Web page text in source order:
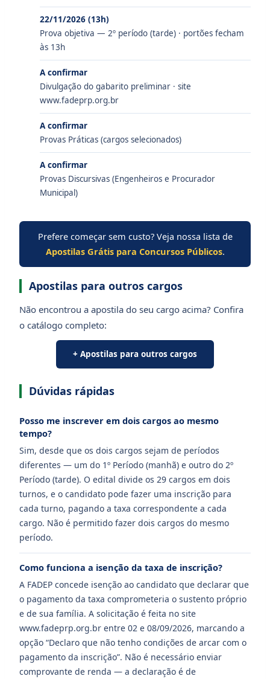
22/11/2026 (13h)
Prova objetiva — 2º período (tarde) · portões fecham
às 13h
A confirmar
Divulgação do gabarito preliminar · site
www.fadeprp.org.br
A confirmar
Provas Práticas (cargos selecionados)
A confirmar
Provas Discursivas (Engenheiros e Procurador
Municipal)
Prefere começar sem custo? Veja nossa lista de
Apostilas Grátis para Concursos Públicos.
Apostilas para outros cargos
Não encontrou a apostila do seu cargo acima? Confira
o catálogo completo:
+ Apostilas para outros cargos
Dúvidas rápidas
Posso me inscrever em dois cargos ao mesmo
tempo?
Sim, desde que os dois cargos sejam de períodos
diferentes — um do 1º Período (manhã) e outro do 2º
Período (tarde). O edital divide os 29 cargos em dois
turnos, e o candidato pode fazer uma inscrição para
cada turno, pagando a taxa correspondente a cada
cargo. Não é permitido fazer dois cargos do mesmo
período.
Como funciona a isenção da taxa de inscrição?
A FADEP concede isenção ao candidato que declarar que
o pagamento da taxa comprometeria o sustento próprio
e de sua família. A solicitação é feita no site
www.fadeprp.org.br entre 02 e 08/09/2026, marcando a
opção “Declaro que não tenho condições de arcar com o
pagamento da inscrição”. Não é necessário enviar
comprovante de renda — a declaração é de